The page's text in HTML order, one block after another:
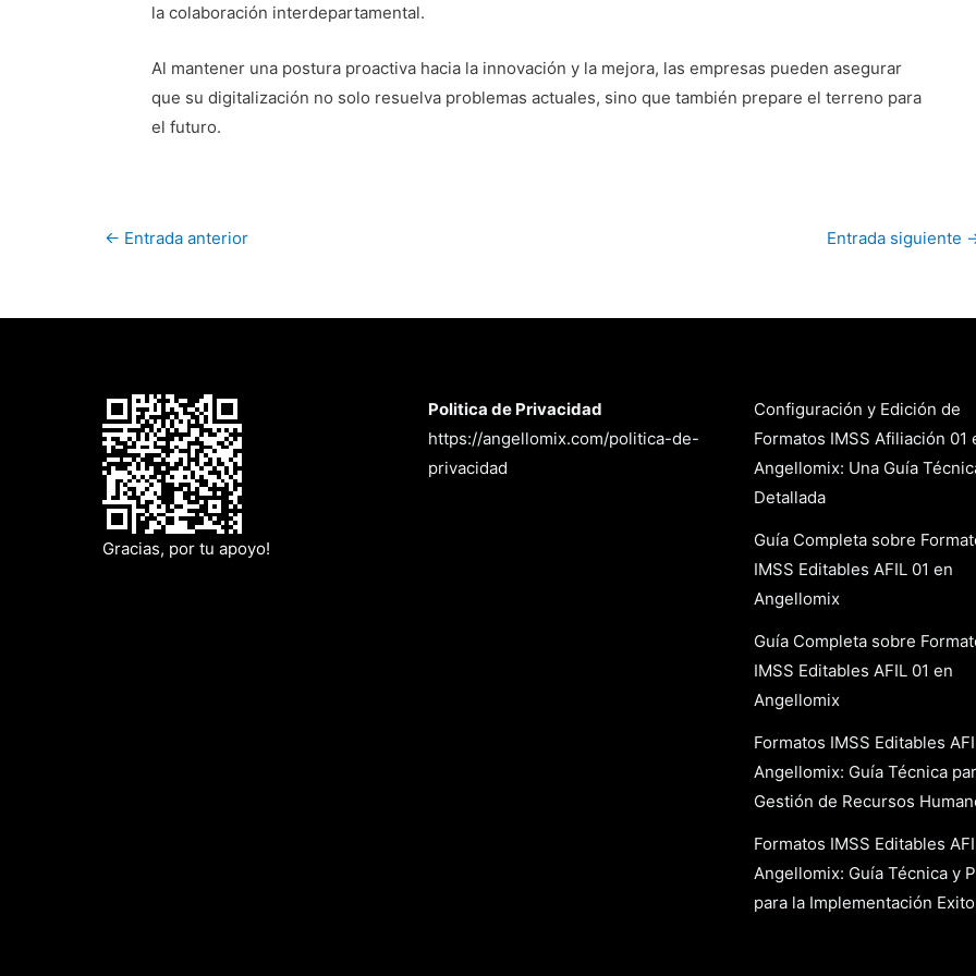
la colaboración interdepartamental.
Al mantener una postura proactiva hacia la innovación y la mejora, las empresas pueden asegurar
que su digitalización no solo resuelva problemas actuales, sino que también prepare el terreno para
el futuro.
← Entrada anterior Entrada siguiente
Gracias, por tu apoyo!
Politica de Privacidad
https://angellomix.com/politica-de-
privacidad
Configuración y Edición de
Formatos IMSS Afiliación 01
Angellomix: Una Guía
Detallada
Guía Completa sobre
IMSS Editables AFIL 01 en
Angellomix
Guía Completa sobre
IMSS Editables AFIL 01 en
Angellomix
Formatos IMSS Editables
Angellomix: Guía Técnica
Gestión de Recursos
Formatos IMSS Editables
Angellomix: Guía Técnica y
para la Implementación